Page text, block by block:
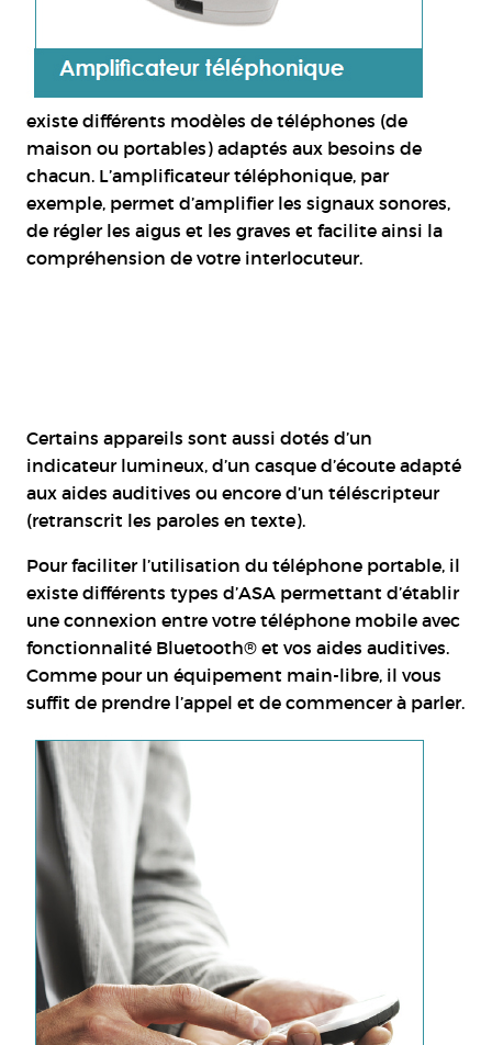
existe différents modèles de téléphones (de
maison ou portables) adaptés aux besoins de
chacun. L’amplificateur téléphonique, par
exemple, permet d’amplifier les signaux sonores,
de régler les aigus et les graves et facilite ainsi la
compréhension de votre interlocuteur.
Certains appareils sont aussi dotés d’un
indicateur lumineux, d’un casque d’écoute adapté
aux aides auditives ou encore d’un téléscripteur
(retranscrit les paroles en texte).
Pour faciliter l’utilisation du téléphone portable, il
existe différents types d’ASA permettant d’établir
une connexion entre votre téléphone mobile avec
fonctionnalité Bluetooth® et vos aides auditives.
Comme pour un équipement main-libre, il vous
suffit de prendre l’appel et de commencer à parler.